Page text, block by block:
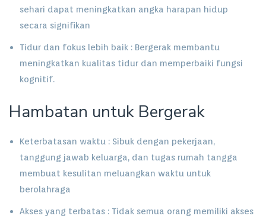
sehari dapat meningkatkan angka harapan hidup
secara signifikan
Tidur dan fokus lebih baik : Bergerak membantu
meningkatkan kualitas tidur dan memperbaiki fungsi
kognitif.
Hambatan untuk Bergerak
Keterbatasan waktu : Sibuk dengan pekerjaan,
tanggung jawab keluarga, dan tugas rumah tangga
membuat kesulitan meluangkan waktu untuk
berolahraga
Akses yang terbatas : Tidak semua orang memiliki akses